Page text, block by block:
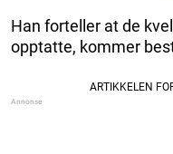
Han forteller at de
opptatte, kommer